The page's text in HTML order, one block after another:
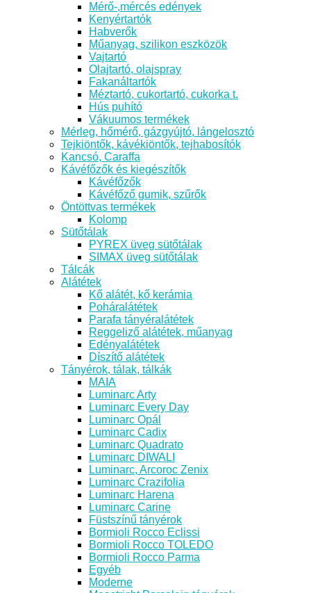
Mérő-,mércés edények
Kenyértartók
Habverők
Műanyag, szilikon eszközök
Vajtartó
Olajtartó, olajspray
Fakanáltartók
Méztartó, cukortartó, cukorka t.
Hús puhító
Vákuumos termékek
Mérleg, hőmérő, gázgyújtó, lángelosztó
Tejkiöntők, kávékiöntők, tejhabosítók
Kancsó, Caraffa
Kávéfőzők és kiegészítők
Kávéfőzők
Kávéfőző gumik, szűrők
Öntöttvas termékek
Kolomp
Sütőtálak
PYREX üveg sütőtálak
SIMAX üveg sütőtálak
Tálcák
Alátétek
Kő alátét, kő kerámia
Poháralátétek
Parafa tányéralátétek
Reggeliző alátétek, műanyag
Edényalátétek
Díszítő alátétek
Tányérok, tálak, tálkák
MAIA
Luminarc Arty
Luminarc Every Day
Luminarc Opál
Luminarc Cadix
Luminarc Quadrato
Luminarc DIWALI
Luminarc, Arcoroc Zenix
Luminarc Crazifolia
Luminarc Harena
Luminarc Carine
Füstszínű tányérok
Bormioli Rocco Eclissi
Bormioli Rocco TOLEDO
Bormioli Rocco Parma
Egyéb
Moderne